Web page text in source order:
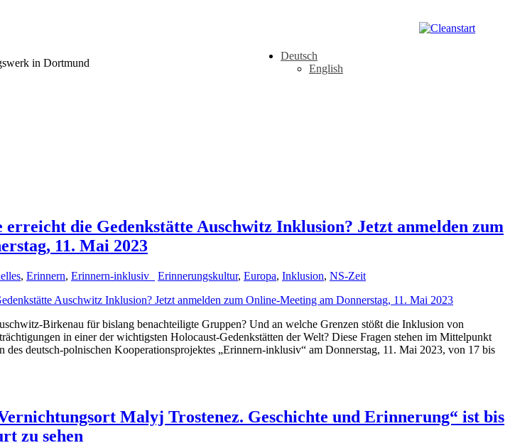
Deutsch
English
in Dortmund
die Gedenkstätte Auschwitz Inklusion? Jetzt anmelden zum
11. Mai 2023
, Erinnern, Erinnern-inklusiv_ Erinnerungskultur, Europa, Inklusion, NS-Zeit
Birkenau für bislang benachteiligte Gruppen? Und an welche Grenzen stößt die Inklusion von
in einer der wichtigsten Holocaust-Gedenkstätten der Welt? Diese Fragen stehen im Mittelpunkt
des deutsch-polnischen Kooperationsprojektes „Erinnern-inklusiv“ am Donnerstag, 11. Mai 2023, von 17 bis
Malyj Trostenez. Geschichte und Erinnerung“ ist bis
zu sehen